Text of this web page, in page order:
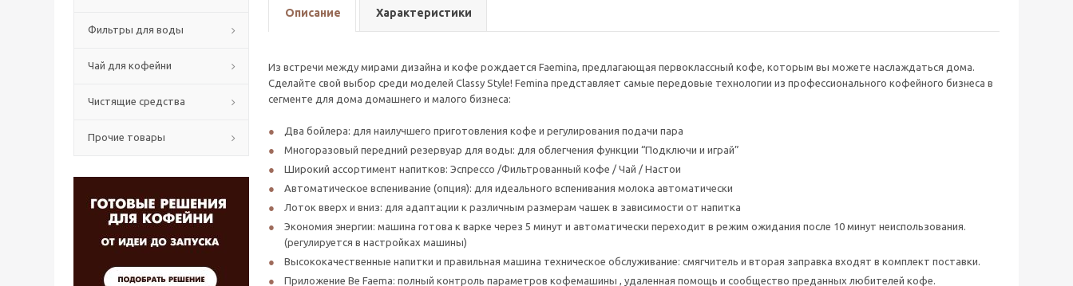
Фильтры для воды
Чай для кофейни
Чистящие средства
Прочие товары
Описание Характеристики
Из встречи между мирами дизайна и кофе рождается Faemina, предлагающая первоклассный кофе, которым вы можете наслаждаться дома.
Сделайте свой выбор среди моделей Classy Style! Femina представляет самые передовые технологии из профессионального кофейного бизнеса в
сегменте для дома домашнего и малого бизнеса:
Два бойлера: для наилучшего приготовления кофе и регулирования подачи пара
Многоразовый передний резервуар для воды: для облегчения функции “Подключи и играй”
Широкий ассортимент напитков: Эспрессо /Фильтрованный кофе / Чай / Настои
Автоматическое вспенивание (опция): для идеального вспенивания молока автоматически
Лоток вверх и вниз: для адаптации к различным размерам чашек в зависимости от напитка
Экономия энергии: машина готова к варке через 5 минут и автоматически переходит в режим ожидания после 10 минут неиспользования.
(регулируется в настройках машины)
Высококачественные напитки и правильная машина техническое обслуживание: смягчитель и вторая заправка входят в комплект поставки.
Приложение Be Faema: полный контроль параметров кофемашины , удаленная помощь и сообщество преданных любителей кофе.